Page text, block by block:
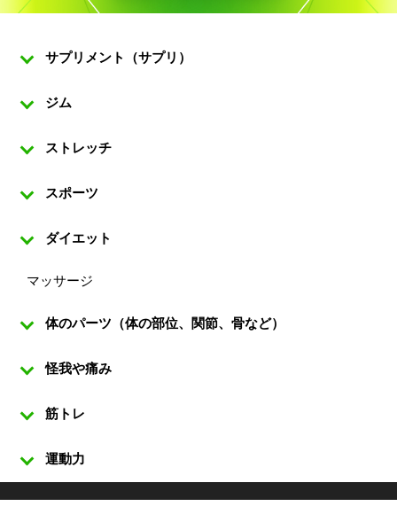
サプリメント（サプリ）
ジム
ストレッチ
スポーツ
ダイエット
マッサージ
体のパーツ（体の部位、関節、骨など）
怪我や痛み
筋トレ
運動力